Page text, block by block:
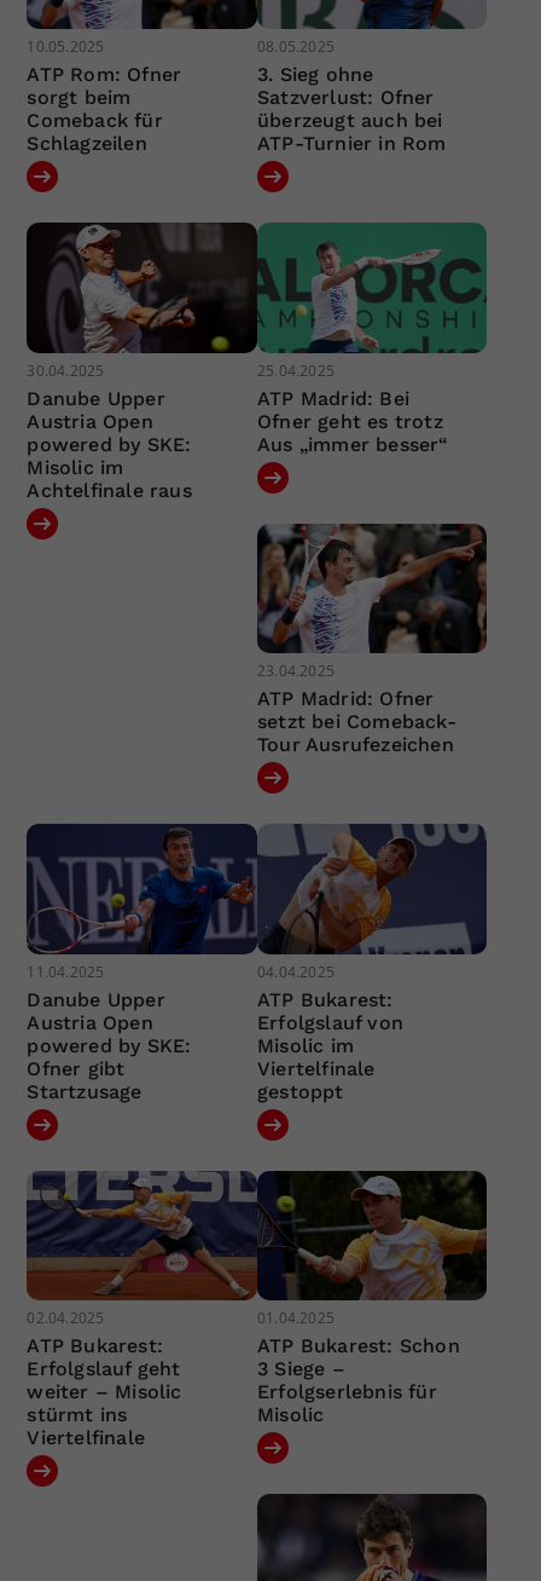
10.05.2025
ATP Rom: Ofner
sorgt beim
Comeback für
Schlagzeilen
08.05.2025
3. Sieg ohne
Satzverlust: Ofner
überzeugt auch bei
ATP-Turnier in Rom
30.04.2025
Danube Upper
Austria Open
powered by SKE:
Misolic im
Achtelfinale raus
25.04.2025
ATP Madrid: Bei
Ofner geht es trotz
Aus „immer besser“
23.04.2025
ATP Madrid: Ofner
setzt bei Comeback-
Tour Ausrufezeichen
11.04.2025
Danube Upper
Austria Open
powered by SKE:
Ofner gibt
Startzusage
04.04.2025
ATP Bukarest:
Erfolgslauf von
Misolic im
Viertelfinale
gestoppt
02.04.2025
ATP Bukarest:
Erfolgslauf geht
weiter – Misolic
stürmt ins
Viertelfinale
01.04.2025
ATP Bukarest: Schon
3 Siege –
Erfolgserlebnis für
Misolic